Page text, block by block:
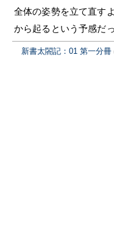
全体の姿勢を立て直す
から起るという予感だっ
新書太閤記：01 第一分冊